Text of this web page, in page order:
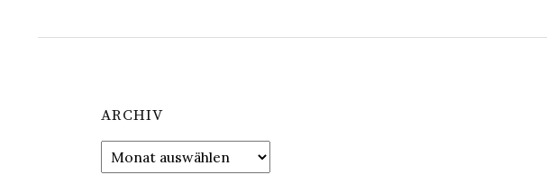
ARCHIV
Archiv